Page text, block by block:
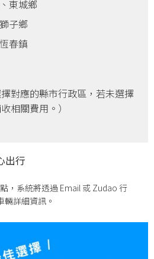
東城鄉
子鄉
春鎮
擇對應的縣市行政區，若未選擇
相關費用。）
出行
，系統將透過 Email 或 Zudao 行
詳細資訊。